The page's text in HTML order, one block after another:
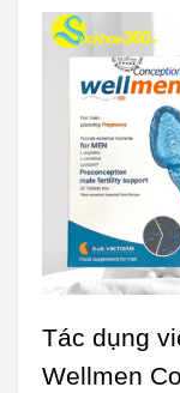
Tác dụng
Wellmen